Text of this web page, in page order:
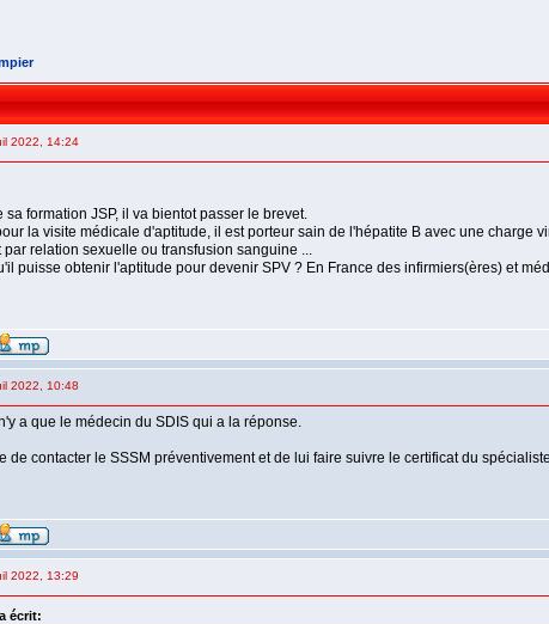
2022, 14:24
sa formation JSP, il va bientot passer le brevet.
la visite médicale d'aptitude, il est porteur sain de l'hépatite B avec une
relation sexuelle ou transfusion sanguine ...
puisse obtenir l'aptitude pour devenir SPV ? En France des infirmiers(ères) et
2022, 10:48
a que le médecin du SDIS qui a la réponse.
de contacter le SSSM préventivement et de lui faire suivre le certificat du
2022, 13:29
écrit: